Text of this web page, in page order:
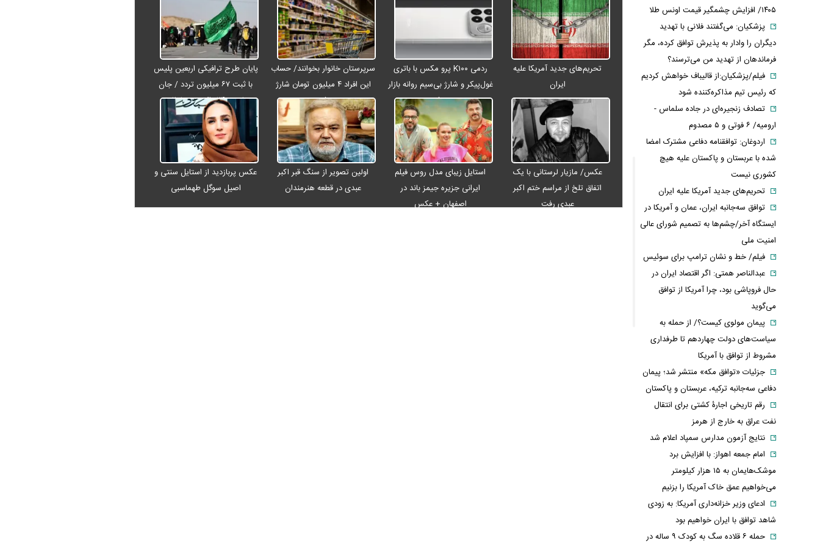
تحریم‌های جدید آمریکا علیه
ایران
ردمی K۱۰۰ پرو مکس با باتری
غول‌پیکر و شارژ بی‌سیم روانه بازار
می‌شود
سرپرستان خانوار بخوانند/ حساب
این افراد ۴ میلیون تومان شارژ
شد
پایان طرح ترافیکی اربعین پلیس
با ثبت ۶۷ میلیون تردد / جان
باختن ۲۴ زائر در تصادفات
اربعینی
عکس/ مازیار لرستانی با یک
اتفاق تلخ از مراسم ختم اکبر
عبدی رفت
استایل زیبای مدل روس فیلم
ایرانی جزیره جیمز باند در
اصفهان + عکس
اولین تصویر از سنگ قبر اکبر
عبدی در قطعه هنرمندان
عکس پربازدید از استایل سنتی و
اصیل سوگل طهماسبی
۱۴۰۵/ افزایش چشمگیر قیمت اونس طلا
پزشکیان: می‌گفتند فلانی با تهدید
دیگران را وادار به پذیرش توافق کرده، مگر
فرماندهان از تهدید من می‌ترسند؟
فیلم/پزشکیان:از قالیباف خواهش کردیم
که رئیس تیم مذاکره‌کننده شود
تصادف زنجیره‌ای در جاده سلماس -
ارومیه/ ۶ فوتی و ۵ مصدوم
اردوغان: توافقنامه دفاعی مشترک امضا
شده با عربستان و پاکستان علیه هیچ
کشوری نیست
تحریم‌های جدید آمریکا علیه ایران
توافق سه‌جانبه ایران، عمان و آمریکا در
ایستگاه آخر/چشم‌ها به تصمیم شورای عالی
امنیت ملی
فیلم/ خط و نشان ترامپ برای سوئیس
عبدالناصر همتی: اگر اقتصاد ایران در
حال فروپاشی بود، چرا آمریکا از توافق
می‌گوید
پیمان مولوی کیست؟/ از حمله به
سیاست‌های دولت چهاردهم تا طرفداری
مشروط از توافق با آمریکا
جزئیات «توافق مکه» منتشر شد؛ پیمان
دفاعی سه‌جانبه ترکیه، عربستان و پاکستان
رقم تاریخی اجارۀ کشتی برای انتقال
نفت عراق به خارج از هرمز
نتایج آزمون مدارس سمپاد اعلام شد
امام‌ جمعه اهواز: با افزایش برد
موشک‌هایمان به ۱۵ هزار کیلومتر
می‌خواهیم عمق خاک آمریکا را بزنیم
ادعای وزیر خزانه‌داری آمریکا: به زودی
شاهد توافق با ایران خواهیم بود
حمله ۶ قلاده سگ به کودک ۹ ساله در